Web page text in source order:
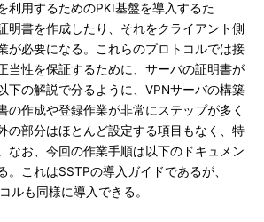
利用するためのPKI基盤を導入するた
明書を作成したり、それをクライアント側
が必要になる。これらのプロトコルでは接
当性を保証するために、サーバの証明書が
下の解説で分るように、VPNサーバの構築
の作成や登録作業が非常にステップが多く
の部分はほとんど設定する項目もなく、特
なお、今回の作業手順は以下のドキュメン
。これはSSTPの導入ガイドであるが、
ルも同様に導入できる。